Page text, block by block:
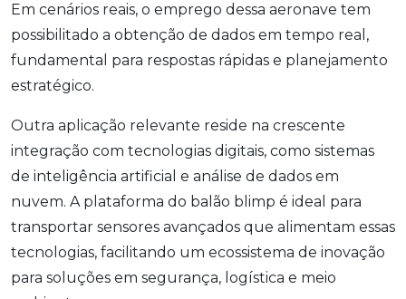
Em cenários reais, o emprego dessa aeronave tem
possibilitado a obtenção de dados em tempo real,
fundamental para respostas rápidas e planejamento
estratégico.
Outra aplicação relevante reside na crescente
integração com tecnologias digitais, como sistemas
de inteligência artificial e análise de dados em
nuvem. A plataforma do balão blimp é ideal para
transportar sensores avançados que alimentam essas
tecnologias, facilitando um ecossistema de inovação
para soluções em segurança, logística e meio